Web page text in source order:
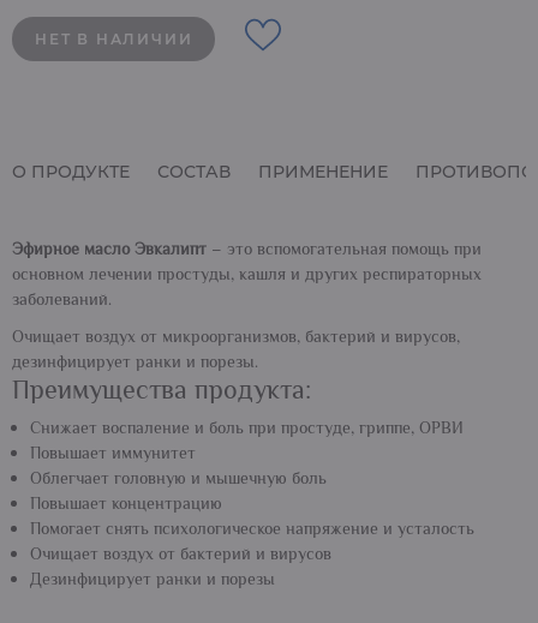
НЕТ В НАЛИЧИИ
О ПРОДУКТЕ СОСТАВ ПРИМЕНЕНИЕ
Эфирное масло Эвкалипт – это вспомогательная помощь при
основном лечении простуды, кашля и других респираторных
заболеваний.
Очищает воздух от микроорганизмов, бактерий и вирусов,
дезинфицирует ранки и порезы.
Преимущества продукта:
Снижает воспаление и боль при простуде, гриппе, ОРВИ
Повышает иммунитет
Облегчает головную и мышечную боль
Повышает концентрацию
Помогает снять психологическое напряжение и усталость
Очищает воздух от бактерий и вирусов
Дезинфицирует ранки и порезы